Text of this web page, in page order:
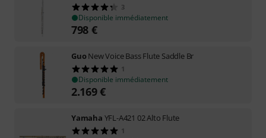
3
Disponible immédiatement
798 €
GuoNew Voice Bass Flute Saddle Br
1
Disponible immédiatement
2.169€
Yamaha YFL-A421 02 Alto Flute
1